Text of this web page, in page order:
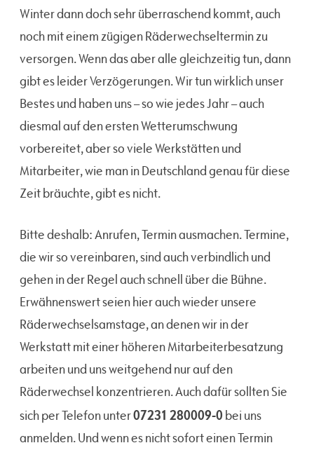
Winter dann doch sehr überraschend kommt, auch
noch mit einem zügigen Räderwechseltermin zu
versorgen. Wenn das aber alle gleichzeitig tun, dann
gibt es leider Verzögerungen. Wir tun wirklich unser
Bestes und haben uns – so wie jedes Jahr – auch
diesmal auf den ersten Wetterumschwung
vorbereitet, aber so viele Werkstätten und
Mitarbeiter, wie man in Deutschland genau für diese
Zeit bräuchte, gibt es nicht.
Bitte deshalb: Anrufen, Termin ausmachen. Termine,
die wir so vereinbaren, sind auch verbindlich und
gehen in der Regel auch schnell über die Bühne.
Erwähnenswert seien hier auch wieder unsere
Räderwechselsamstage, an denen wir in der
Werkstatt mit einer höheren Mitarbeiterbesatzung
arbeiten und uns weitgehend nur auf den
Räderwechsel konzentrieren. Auch dafür sollten Sie
sich per Telefon unter07231 280009-0 bei uns
anmelden. Und wenn es nicht sofort einen Termin